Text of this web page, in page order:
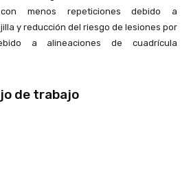
menos repeticiones debido a
y reducción del riesgo de lesiones por
a alineaciones de cuadrícula
de trabajo